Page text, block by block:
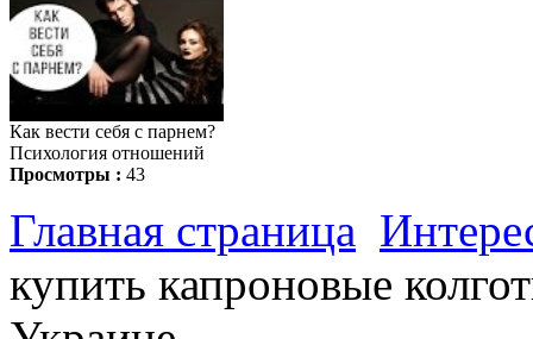
Как вести себя с парнем?
Психология отношений
Просмотры : 43
Главная страница
купить капроновые